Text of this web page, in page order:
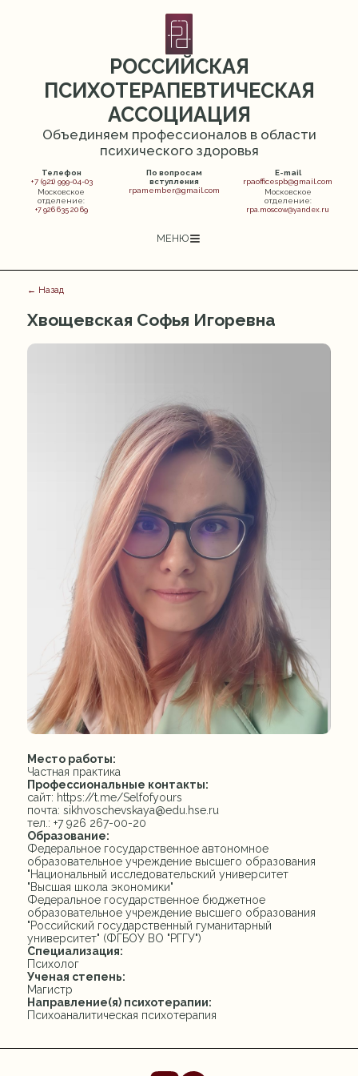
РОССИЙСКАЯ
ПСИХОТЕРАПЕВТИЧЕСКАЯ
АССОЦИАЦИЯ
Объединяем профессионалов в области
психического здоровья
Телефон
+7 (921) 999-04-03
Московское
отделение:
+7 926 635 20 69
По вопросам
вступления
rpamember@gmail.com
E-mail
rpaofficespb@gmail.com
Московское
отделение:
rpa.moscow@yandex.ru
МЕНЮ
← Назад
Хвощевская Софья Игоревна
Место работы:
Частная практика
Профессиональные контакты:
сайт: https://t.me/Selfofyours
почта: sikhvoschevskaya@edu.hse.ru
тел.: +7 926 267-00-20
Образование:
Федеральное государственное автономное
образовательное учреждение высшего образования
"Национальный исследовательский университет
"Высшая школа экономики"
Федеральное государственное бюджетное
образовательное учреждение высшего образования
"Российский государственный гуманитарный
университет" (ФГБОУ ВО "РГГУ")
Специализация:
Психолог
Ученая степень:
Магистр
Направление(я) психотерапии:
Психоаналитическая психотерапия